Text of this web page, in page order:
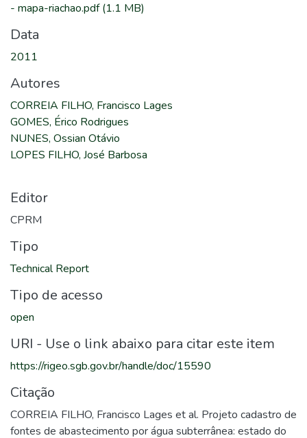
- mapa-riachao.pdf(1.1 MB)
Data
2011
Autores
CORREIA FILHO, Francisco Lages
GOMES, Érico Rodrigues
NUNES, Ossian Otávio
LOPES FILHO, José Barbosa
Editor
CPRM
Tipo
Technical Report
Tipo de acesso
open
URI - Use o link abaixo para citar este item
https://rigeo.sgb.gov.br/handle/doc/15590
Citação
CORREIA FILHO, Francisco Lages et al. Projeto cadastro de
fontes de abastecimento por água subterrânea: estado do